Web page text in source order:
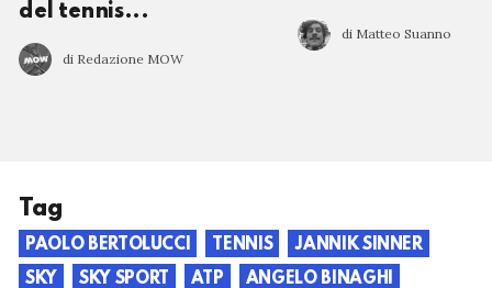
del tennis...
di Redazione MOW
di Matteo Suanno
Tag
PAOLO BERTOLUCCI TENNIS
JANNIK SINNER
SKY
SKY SPORT ATP
ANGELO BINAGHI